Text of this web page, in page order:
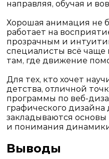
направляя, обучая и
Хорошая анимация не
работает на
прозрачным и
специалисты всё чаще
там, где движение
Для тех, кто хочет
детства, отличной
программы по веб-
графического
закладываются
и понимания
Выводы